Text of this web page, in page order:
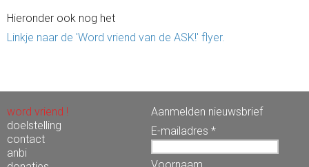
Hieronder ook nog het
Linkje naar de 'Word vriend van de ASK!' flyer.
word vriend !
doelstelling
contact
anbi
Aanmelden nieuwsbrief
E-mailadres *